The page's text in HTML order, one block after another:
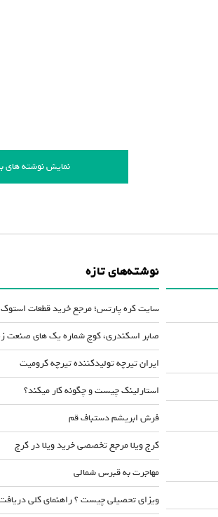
نمایش نوشته های
نوشته‌های تازه
سایت کره پارتس؛ مرجع خرید قطعات استوک
صابر اسکندری، کوچ شماره یک های صنعت
ایران تیرچه تولیدکننده تیرچه کرومیت
استارلینک چیست و چگونه کار میکند؟
فرش ابریشم دستباف قم
کرج ویلا مرجع تخصصی خرید ویلا در کرج
مهاجرت به قبرس شمالی
ویزای تحصیلی چیست ؟ راهنمای کلی